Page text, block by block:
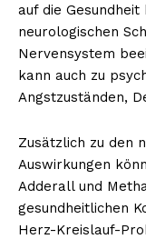
auf die
neurologischen
Nervensystem
kann auch zu
Angstzuständen,
Zusätzlich zu den
Auswirkungen
Adderall und
gesundheitlichen
Herz-Kreislauf-